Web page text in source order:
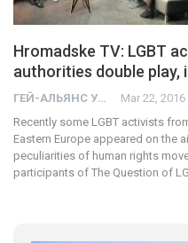
Hromadske TV: LGBT
authorities double
ГЕЙ-АЛЬЯНС УКРАИНА Mar 22, 2016
Recently some LGBT activists
Eastern Europe appeared on the
peculiarities of human rights
participants of The Question of